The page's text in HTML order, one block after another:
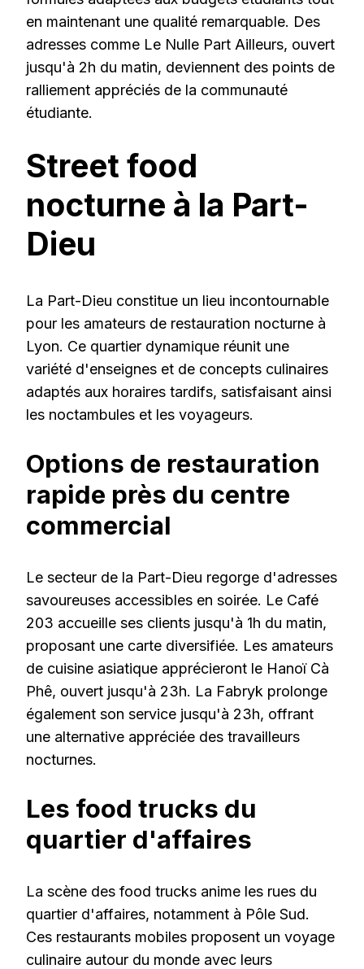
en maintenant une qualité remarquable. Des
adresses comme Le Nulle Part Ailleurs, ouvert
jusqu'à 2h du matin, deviennent des points de
ralliement appréciés de la communauté
étudiante.
Street food
nocturne à la Part-
Dieu
La Part-Dieu constitue un lieu incontournable
pour les amateurs de restauration nocturne à
Lyon. Ce quartier dynamique réunit une
variété d'enseignes et de concepts culinaires
adaptés aux horaires tardifs, satisfaisant ainsi
les noctambules et les voyageurs.
Options de restauration
rapide près du centre
commercial
Le secteur de la Part-Dieu regorge d'adresses
savoureuses accessibles en soirée. Le Café
203 accueille ses clients jusqu'à 1h du matin,
proposant une carte diversifiée. Les amateurs
de cuisine asiatique apprécieront le Hanoï Cà
Phê, ouvert jusqu'à 23h. La Fabryk prolonge
également son service jusqu'à 23h, offrant
une alternative appréciée des travailleurs
nocturnes.
Les food trucks du
quartier d'affaires
La scène des food trucks anime les rues du
quartier d'affaires, notamment à Pôle Sud.
Ces restaurants mobiles proposent un voyage
culinaire autour du monde avec leurs